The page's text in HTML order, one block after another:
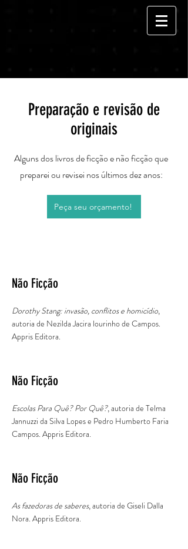
Preparação e revisão de
originais
Alguns dos livros de ficção e não ficção que
preparei ou revisei nos últimos dez anos:
Peça seu orçamento!
Não Ficção
Dorothy Stang: invasão, conflitos e homicídio,
autoria de Nezilda Jacira lourinho de Campos.
Appris Editora.
Não Ficção
Escolas Para Quê? Por Quê?, autoria de Telma
Jannuzzi da Silva Lopes e Pedro Humberto Faria
Campos. Appris Editora.
Não Ficção
As fazedoras de saberes, autoria de Giseli Dalla
Nora. Appris Editora.